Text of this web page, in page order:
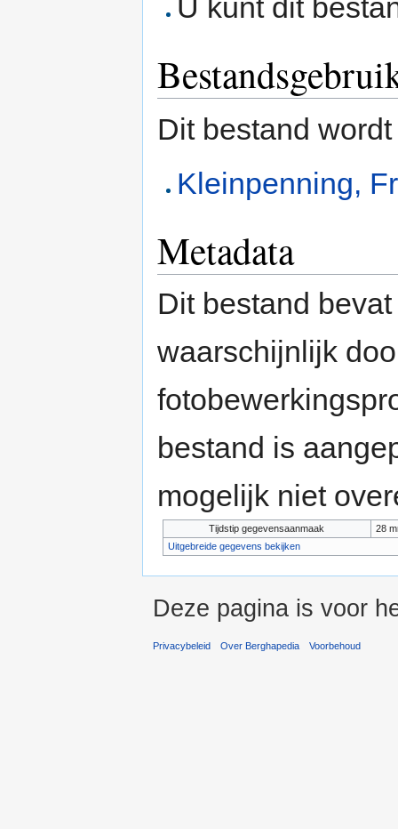
U kunt dit
Dit bestand
Kleinpenning,
Metadata
Dit bestand
waarschijnlijk
bestand is
mogelijk niet
Tijdstip gegevensaanmaak
28
Uitgebreide gegevens bekijken
Deze pagina is voor
Privacybeleid Over Berghapedia Voorbehoud